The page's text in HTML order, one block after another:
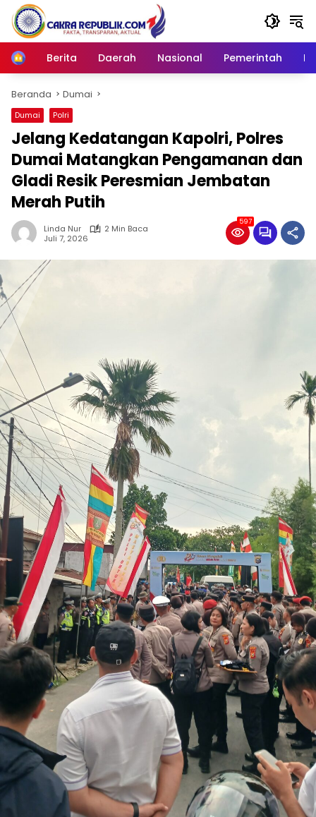
Langsung
konten
Home
Berita Daerah Nasional Pemerintah
Beranda Dumai
Dumai Polri
Jelang Kedatangan Kapolri, Polres
Dumai Matangkan Pengamanan dan
Gladi Resik Peresmian Jembatan
Merah Putih
Linda Nur
2 Min Baca
Juli 7, 2026
597